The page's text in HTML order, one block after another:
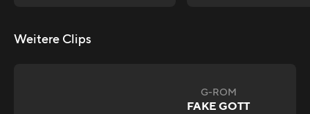
Weitere Clips
G-ROM
FAKE GOTT